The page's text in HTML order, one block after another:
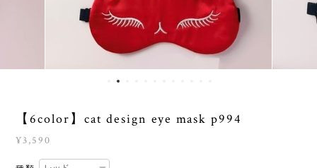
【6color】cat design eye mask p994
¥3,590